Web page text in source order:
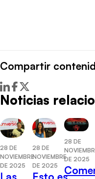
Compartir
Noticias
28 DE
NOVIEMBRE
DE 2025
Las
28 DE
NOVIEMBRE
DE 2025
Esto es
28 DE
DE 2025